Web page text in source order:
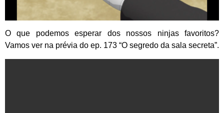
O que podemos esperar dos nossos ninjas favoritos?
Vamos ver na prévia do ep. 173 “O segredo da sala secreta”.